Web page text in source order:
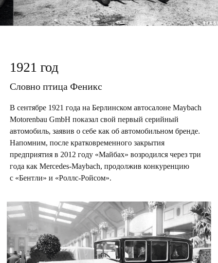
1921 год
Словно птица Феникс
В сентябре 1921 года на Берлинском автосалоне Maybach
Motorenbau GmbH показал свой первый серийный
автомобиль, заявив о себе как об автомобильном бренде.
Напомним, после кратковременного закрытия
предприятия в 2012 году «Майбах» возродился через три
года как Mercedes-Maybach, продолжив конкуренцию
с «Бентли» и «Роллс-Ройсом».